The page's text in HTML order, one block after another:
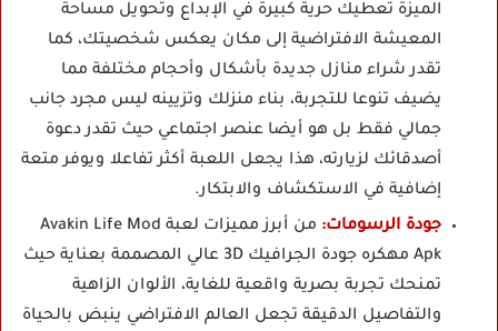
الميزة تعطيك حرية كبيرة في الإبداع وتحويل مساحة
المعيشة الافتراضية إلى مكان يعكس شخصيتك، كما
تقدر شراء منازل جديدة بأشكال وأحجام مختلفة مما
يضيف تنوعا للتجربة، بناء منزلك وتزيينه ليس مجرد جانب
جمالي فقط بل هو أيضا عنصر اجتماعي حيث تقدر دعوة
أصدقائك لزيارته، هذا يجعل اللعبة أكثر تفاعلا ويوفر متعة
إضافية في الاستكشاف والابتكار.
جودة الرسومات:
من أبرز مميزات لعبة Avakin Life Mod
Apk مهكره جودة الجرافيك 3D عالي المصممة بعناية حيث
تمنحك تجربة بصرية واقعية للغاية، الألوان الزاهية
والتفاصيل الدقيقة تجعل العالم الافتراضي ينبض بالحياة